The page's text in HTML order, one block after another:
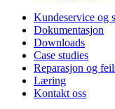
Kundeservice og
Dokumentasjon
Downloads
Case studies
Reparasjon og
Læring
Kontakt oss